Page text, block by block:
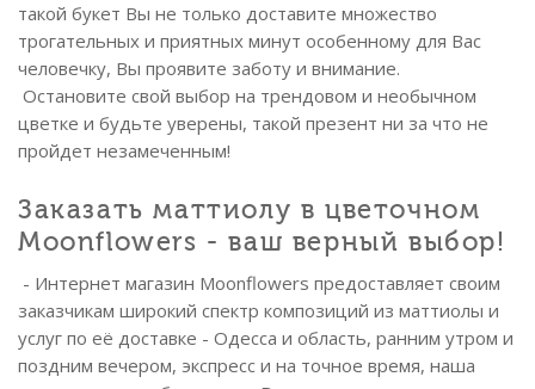
такой букет Вы не только доставите множество
трогательных и приятных минут особенному для Вас
человечку, Вы проявите заботу и внимание.
Остановите свой выбор на трендовом и необычном
цветке и будьте уверены, такой презент ни за что не
пройдет незамеченным!
Заказать маттиолу в цветочном
Moonflowers - ваш верный выбор!
- Интернет магазин Moonflowers предоставляет своим
заказчикам широкий спектр композиций из маттиолы и
услуг по её доставке - Одесса и область, ранним утром и
поздним вечером, экспресс и на точное время, наша